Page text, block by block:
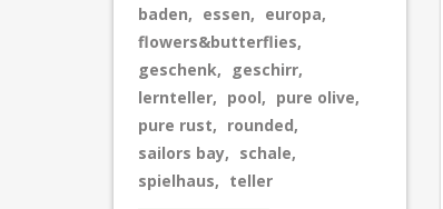
baden, essen, europa,
flowers&butterflies,
geschenk, geschirr,
lernteller, pool, pure olive,
pure rust, rounded,
sailors bay, schale,
spielhaus, teller